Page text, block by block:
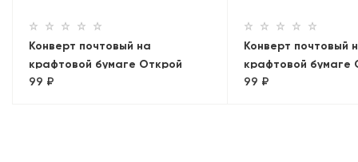
Конверт почтовый на
крафтовой бумаге Открой
когда…
99 ₽
Конверт почтовый
крафтовой бумаге
когда…
99 ₽